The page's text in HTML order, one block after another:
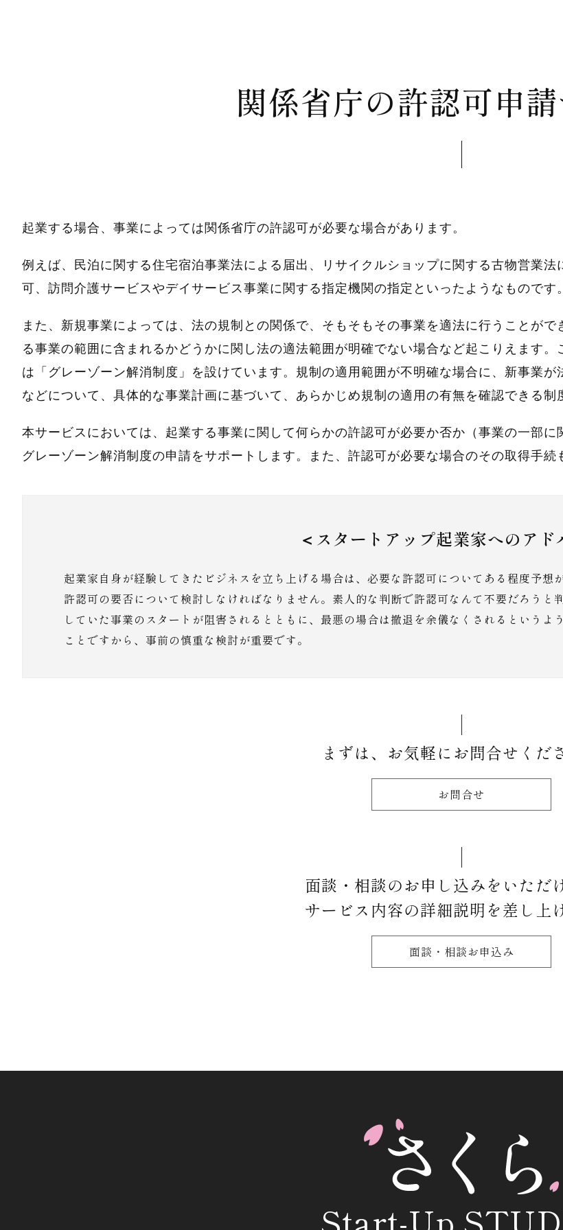
関係省庁の許認可申
起業する場合、事業によっては関係省庁の許認可が必要な場合があります。
例えば、民泊に関する住宅宿泊事業法による届出、リサイクルショップに関する古物営業
可、訪問介護サービスやデイサービス事業に関する指定機関の指定といったようなものです。
また、新規事業によっては、法の規制との関係で、そもそもその事業を適法に行うことが
る事業の範囲に含まれるかどうかに関し法の適法範囲が明確でない場合など起こりえます
は「グレーゾーン解消制度」を設けています。規制の適用範囲が不明確な場合に、新事業
などについて、具体的な事業計画に基づいて、あらかじめ規制の適用の有無を確認できる制
本サービスにおいては、起業する事業に関して何らかの許認可が必要か否か（事業の一部
グレーゾーン解消制度の申請をサポートします。また、許認可が必要な場合のその取得手続
＜スタートアップ起業家へのアド
起業家自身が経験してきたビジネスを立ち上げる場合は、必要な許認可についてある程度予
許認可の要否について検討しなければなりません。素人的な判断で許認可なんて不要だろう
していた事業のスタートが阻害されるとともに、最悪の場合は撤退を余儀なくされるというよ
ことですから、事前の慎重な検討が重要です。
まずは、お気軽にお問合せくだ
お問合せ
面談・相談のお申し込みをいただ
サービス内容の詳細説明を差し上
面談・相談お申込み